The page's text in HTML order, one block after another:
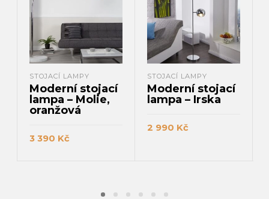
STOJACÍ LAMPY
Moderní stojací
lampa – Molie,
oranžová
3 390 Kč
STOJACÍ LAMPY
Moderní stojací
lampa – Irska
2 990 Kč